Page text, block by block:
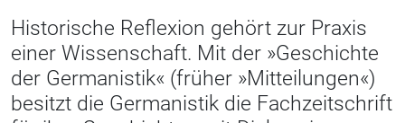
Historische Reflexion gehört zur Praxis
einer Wissenschaft. Mit der »Geschichte
der Germanistik« (früher »Mitteilungen«)
besitzt die Germanistik die Fachzeitschrift